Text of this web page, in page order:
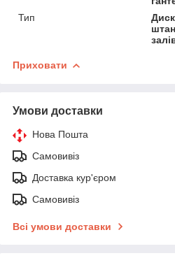
Тип
Приховати
Умови доставки
Нова Пошта
Самовивіз
Доставка кур'єром
Самовивіз
Всі умови доставки